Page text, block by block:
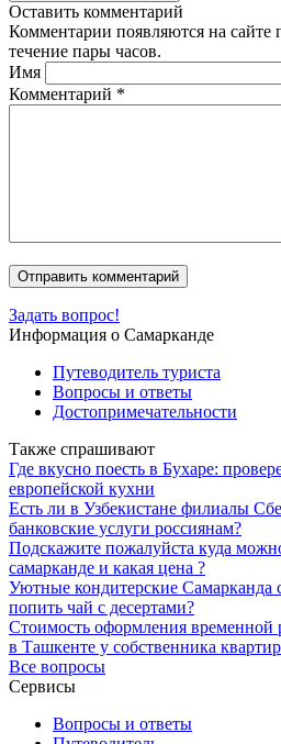
Оставить комментарий
Комментарии появляются на сайте
течение пары часов.
Имя
Комментарий *
Задать вопрос!
Информация о Самарканде
Путеводитель туриста
Вопросы и ответы
Достопримечательности
Также спрашивают
Где вкусно поесть в Бухаре:
европейской кухни
Есть ли в Узбекистане филиалы
банковские услуги россиянам?
Подскажите пожалуйста куда
самарканде и какая цена ?
Уютные кондитерские Самарканда
попить чай с десертами?
Стоимость оформления временной
в Ташкенте у собственника
Все вопросы
Сервисы
Вопросы и ответы